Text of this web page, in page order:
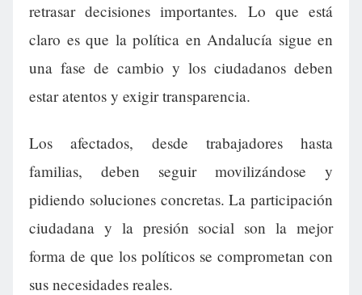
retrasar decisiones importantes. Lo que está
claro es que la política en Andalucía sigue en
una fase de cambio y los ciudadanos deben
estar atentos y exigir transparencia.
Los afectados, desde trabajadores hasta
familias, deben seguir movilizándose y
pidiendo soluciones concretas. La participación
ciudadana y la presión social son la mejor
forma de que los políticos se comprometan con
sus necesidades reales.